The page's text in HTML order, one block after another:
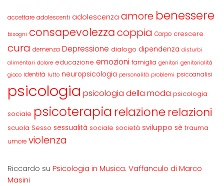
accettare adolescenti adolescenza amore benessere
bisogni consapevolezzacoppia Corpo crescere
cura demenza Depressione dialogo dipendenza disturbi
alimentari dolore educazione emozioni famiglia genitori genitorialità
gioco identità lutto neuropsicologia personalità problemi psicoanalisi
psicologia psicologia della moda psicologia
sociale psicoterapia relazione relazioni
scuola Sesso sessualità sociale società sviluppo sè trauma
umore violenza
Riccardo su Psicologia in Musica. Vaffanculo di Marco
Masini